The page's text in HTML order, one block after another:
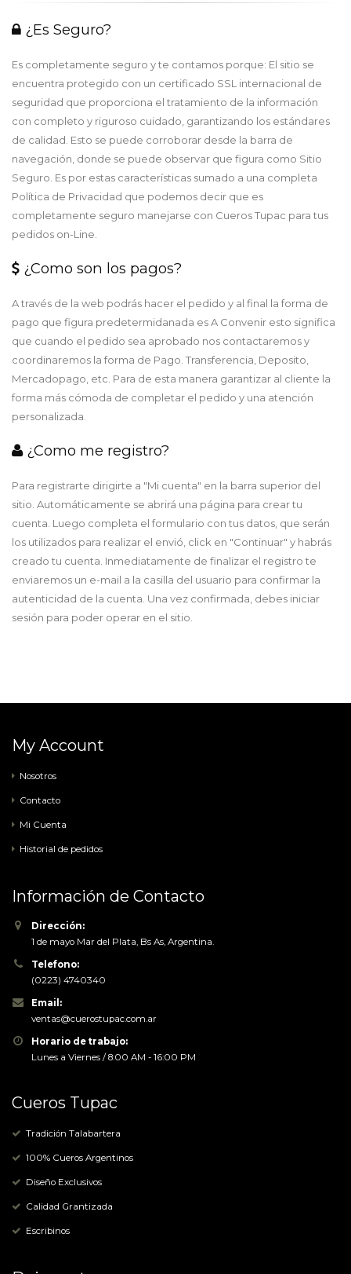
¿Es Seguro?
Es completamente seguro y te contamos porque: El sitio se
encuentra protegido con un certificado SSL internacional de
seguridad que proporciona el tratamiento de la información
con completo y riguroso cuidado, garantizando los estándares
de calidad. Esto se puede corroborar desde la barra de
navegación, donde se puede observar que figura como Sitio
Seguro. Es por estas características sumado a una completa
Política de Privacidad que podemos decir que es
completamente seguro manejarse con Cueros Tupac para tus
pedidos on-Line.
¿Como son los pagos?
A través de la web podrás hacer el pedido y al final la forma de
pago que figura predetermidanada es A Convenir esto significa
que cuando el pedido sea aprobado nos contactaremos y
coordinaremos la forma de Pago. Transferencia, Deposito,
Mercadopago, etc. Para de esta manera garantizar al cliente la
forma más cómoda de completar el pedido y una atención
personalizada.
¿Como me registro?
Para registrarte dirigirte a "Mi cuenta" en la barra superior del
sitio. Automáticamente se abrirá una página para crear tu
cuenta. Luego completa el formulario con tus datos, que serán
los utilizados para realizar el envió, click en "Continuar" y habrás
creado tu cuenta. Inmediatamente de finalizar el registro te
enviaremos un e-mail a la casilla del usuario para confirmar la
autenticidad de la cuenta. Una vez confirmada, debes iniciar
sesión para poder operar en el sitio.
My Account
Nosotros
Contacto
Mi Cuenta
Historial de pedidos
Información de Contacto
Dirección:
1 de mayo Mar del Plata, Bs As, Argentina.
Telefono:
(0223) 4740340
Email:
ventas@cuerostupac.com.ar
Horario de trabajo:
Lunes a Viernes / 8:00 AM - 16:00 PM
Cueros Tupac
Tradición Talabartera
100% Cueros Argentinos
Diseño Exclusivos
Calidad Grantizada
Escribinos